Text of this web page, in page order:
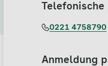
0221 4758790
Anmeldung